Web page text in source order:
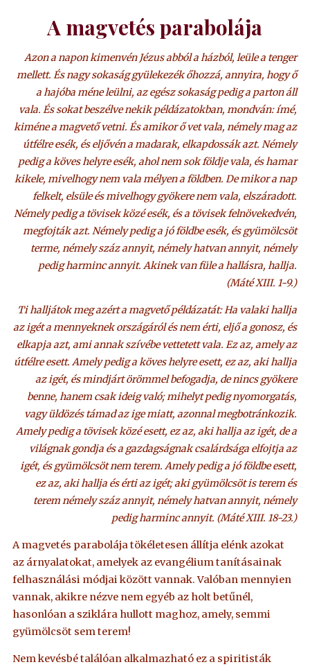
A magvetés parabolája
Azon a napon kimenvén Jézus abból a házból, leüle a tenger
mellett. És nagy sokaság gyülekezék őhozzá, annyira, hogy ő
a hajóba méne leülni, az egész sokaság pedig a parton áll
vala. És sokat beszélve nekik példázatokban, mondván: ímé,
kiméne a magvető vetni. És amikor ő vet vala, némely mag az
útfélre esék, és eljővén a madarak, elkapdossák azt. Némely
pedig a köves helyre esék, ahol nem sok földje vala, és hamar
kikele, mivelhogy nem vala mélyen a földben. De mikor a nap
felkelt, elsüle és mivelhogy gyökere nem vala, elszáradott.
Némely pedig a tövisek közé esék, és a tövisek felnövekedvén,
megfojták azt. Némely pedig a jó földbe esék, és gyümölcsöt
terme, némely száz annyit, némely hatvan annyit, némely
pedig harminc annyit. Akinek van füle a hallásra, hallja.
(Máté XIII. 1-9.)
Ti halljátok meg azért a magvető példázatát: Ha valaki hallja
az igét a mennyeknek országáról és nem érti, eljő a gonosz, és
elkapja azt, ami annak szívébe vettetett vala. Ez az, amely az
útfélre esett. Amely pedig a köves helyre esett, ez az, aki hallja
az igét, és mindjárt örömmel befogadja, de nincs gyökere
benne, hanem csak ideig való; mihelyt pedig nyomorgatás,
vagy üldözés támad az ige miatt, azonnal megbotránkozik.
Amely pedig a tövisek közé esett, ez az, aki hallja az igét, de a
világnak gondja és a gazdagságnak csalárdsága elfojtja az
igét, és gyümölcsöt nem terem. Amely pedig a jó földbe esett,
ez az, aki hallja és érti az igét; aki gyümölcsöt is terem és
terem némely száz annyit, némely hatvan annyit, némely
pedig harminc annyit. (Máté XIII. 18-23.)
A magvetés parabolája tökéletesen állítja elénk azokat
az árnyalatokat, amelyek az evangélium tanításainak
felhasználási módjai között vannak. Valóban mennyien
vannak, akikre nézve nem egyéb az holt betűnél,
hasonlóan a sziklára hullott maghoz, amely, semmi
gyümölcsöt sem terem!
Nem kevésbé találóan alkalmazható ez a spiritisták